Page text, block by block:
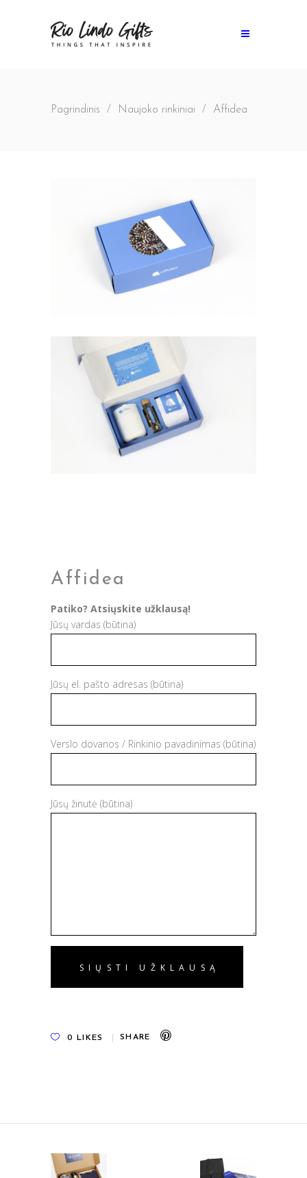
Pagrindinis / Naujoko rinkiniai / Affidea
Affidea
Patiko? Atsiųskite užklausą!
Jūsų vardas (būtina)
Jūsų el. pašto adresas (būtina)
Verslo dovanos / Rinkinio pavadinimas (būtina)
Jūsų žinutė (būtina)
0 LIKES